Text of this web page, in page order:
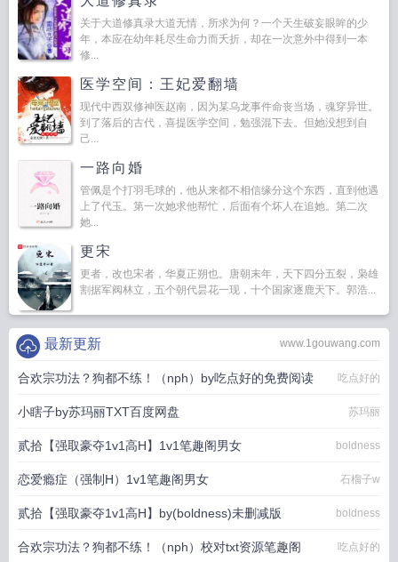
关于大道修真录大道无情，所求为何？一个天生破妄眼眸的少
年，本应在幼年耗尽生命力而夭折，却在一次意外中得到一本
修...
医学空间：王妃爱翻墙
现代中西双修神医赵南，因为某乌龙事件命丧当场，魂穿异世。
到了落后的古代，喜提医学空间，勉强混下去。但她没想到自
己...
一路向婚
管佩是个打羽毛球的，他从来都不相信缘分这个东西，直到他遇
上了代玉。第一次她求他帮忙，后面有个坏人在追她。第二次
她...
更宋
更者，改也宋者，华夏正朔也。唐朝末年，天下四分五裂，枭雄
割据军阀林立，五个朝代昙花一现，十个国家逐鹿天下。郭浩...
www.1gouwang.com
最新更新
合欢宗功法？狗都不练！（nph）by吃点好的免费阅读 吃点好的
小瞎子by苏玛丽TXT百度网盘 苏玛丽
贰拾【强取豪夺1v1高H】1v1笔趣阁男女 boldness
恋爱瘾症（强制H）1v1笔趣阁男女 石榴子w
贰拾【强取豪夺1v1高H】by(boldness)未删减版 boldness
合欢宗功法？狗都不练！（nph）校对txt资源笔趣阁 吃点好的